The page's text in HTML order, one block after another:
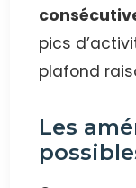
pics
plafond
Les